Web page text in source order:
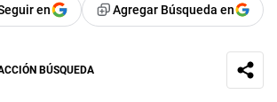
en Agregar Búsqueda en
BÚSQUEDA